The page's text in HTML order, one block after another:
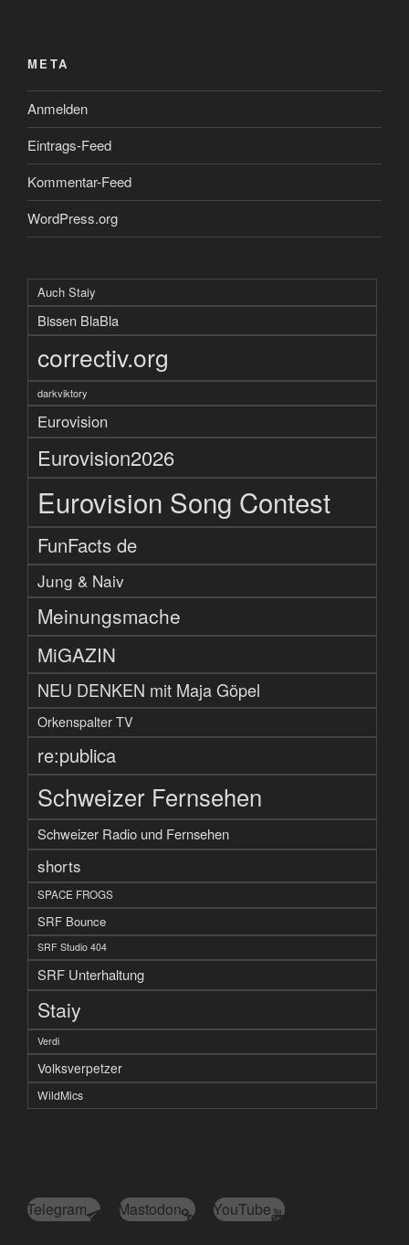
META
Anmelden
Eintrags-Feed
Kommentar-Feed
WordPress.org
Auch Staiy
Bissen BlaBla
correctiv.org
darkviktory
Eurovision
Eurovision2026
Eurovision Song Contest
FunFacts de
Jung & Naiv
Meinungsmache
MiGAZIN
NEU DENKEN mit Maja Göpel
Orkenspalter TV
re:publica
Schweizer Fernsehen
Schweizer Radio und Fernsehen
shorts
SPACE FROGS
SRF Bounce
SRF Studio 404
SRF Unterhaltung
Staiy
Verdi
Volksverpetzer
WildMics
Telegram Mastodon YouTube